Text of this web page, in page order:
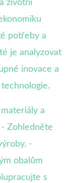
životní
potřeby a
je analyzovat
inovace a
a
Zohledněte
-
obalům
s